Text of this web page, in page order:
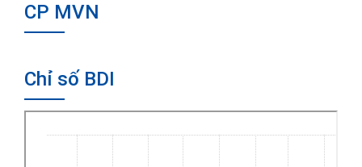
CP MVN
Chỉ số BDI